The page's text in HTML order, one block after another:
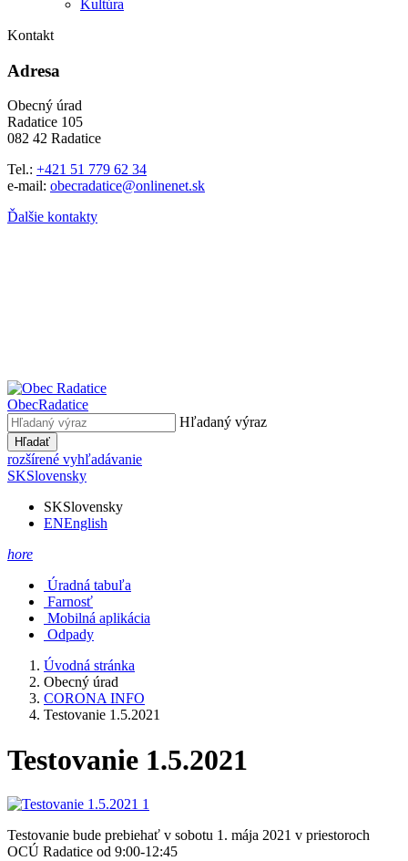
Kultúra
Kontakt
Adresa
Obecný úrad
Radatice 105
082 42 Radatice
Tel.: +421 51 779 62 34
e-mail: obecradatice@onlinenet.sk
Ďalšie kontakty
ObecRadatice
Hľadaný výraz
Hľadať
rozšírené vyhľadávanie
SKSlovensky
SKSlovensky
ENEnglish
hore
Úradná tabuľa
Farnosť
Mobilná aplikácia
Odpady
Úvodná stránka
Obecný úrad
CORONA INFO
Testovanie 1.5.2021
Testovanie 1.5.2021
Testovanie bude prebiehať v sobotu 1. mája 2021 v priestoroch
OCÚ Radatice od 9:00-12:45